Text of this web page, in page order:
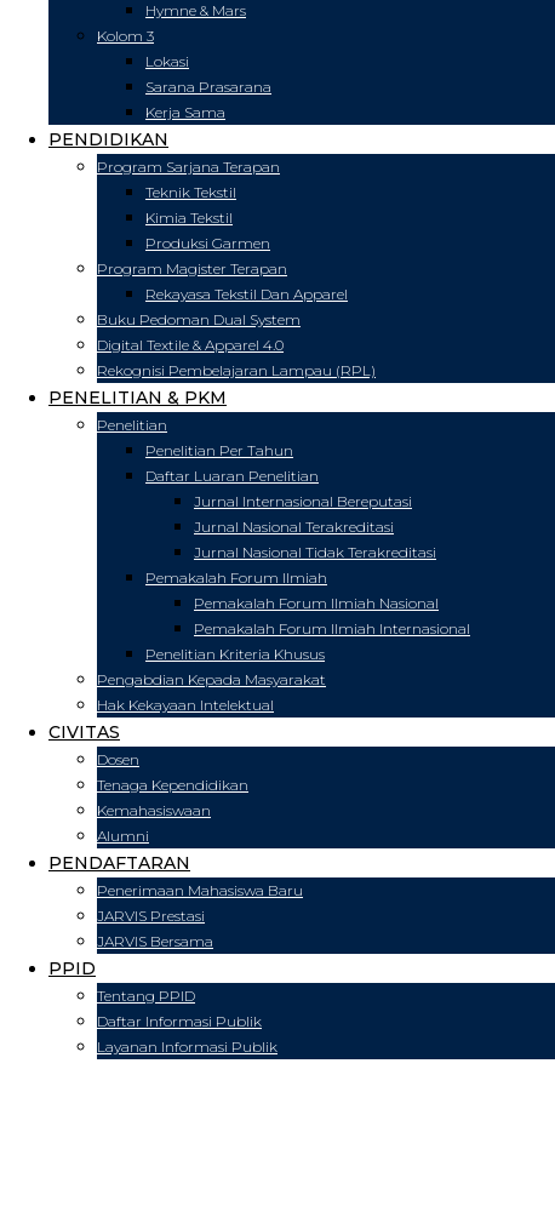
Hymne & Mars
Kolom 3
Lokasi
Sarana Prasarana
Kerja Sama
PENDIDIKAN
Program Sarjana Terapan
Teknik Tekstil
Kimia Tekstil
Produksi Garmen
Program Magister Terapan
Rekayasa Tekstil Dan Apparel
Buku Pedoman Dual System
Digital Textile & Apparel 4.0
Rekognisi Pembelajaran Lampau (RPL)
PENELITIAN & PKM
Penelitian
Penelitian Per Tahun
Daftar Luaran Penelitian
Jurnal Internasional Bereputasi
Jurnal Nasional Terakreditasi
Jurnal Nasional Tidak Terakreditasi
Pemakalah Forum Ilmiah
Pemakalah Forum Ilmiah Nasional
Pemakalah Forum Ilmiah Internasional
Penelitian Kriteria Khusus
Pengabdian Kepada Masyarakat
Hak Kekayaan Intelektual
CIVITAS
Dosen
Tenaga Kependidikan
Kemahasiswaan
Alumni
PENDAFTARAN
Penerimaan Mahasiswa Baru
JARVIS Prestasi
JARVIS Bersama
PPID
Tentang PPID
Daftar Informasi Publik
Layanan Informasi Publik